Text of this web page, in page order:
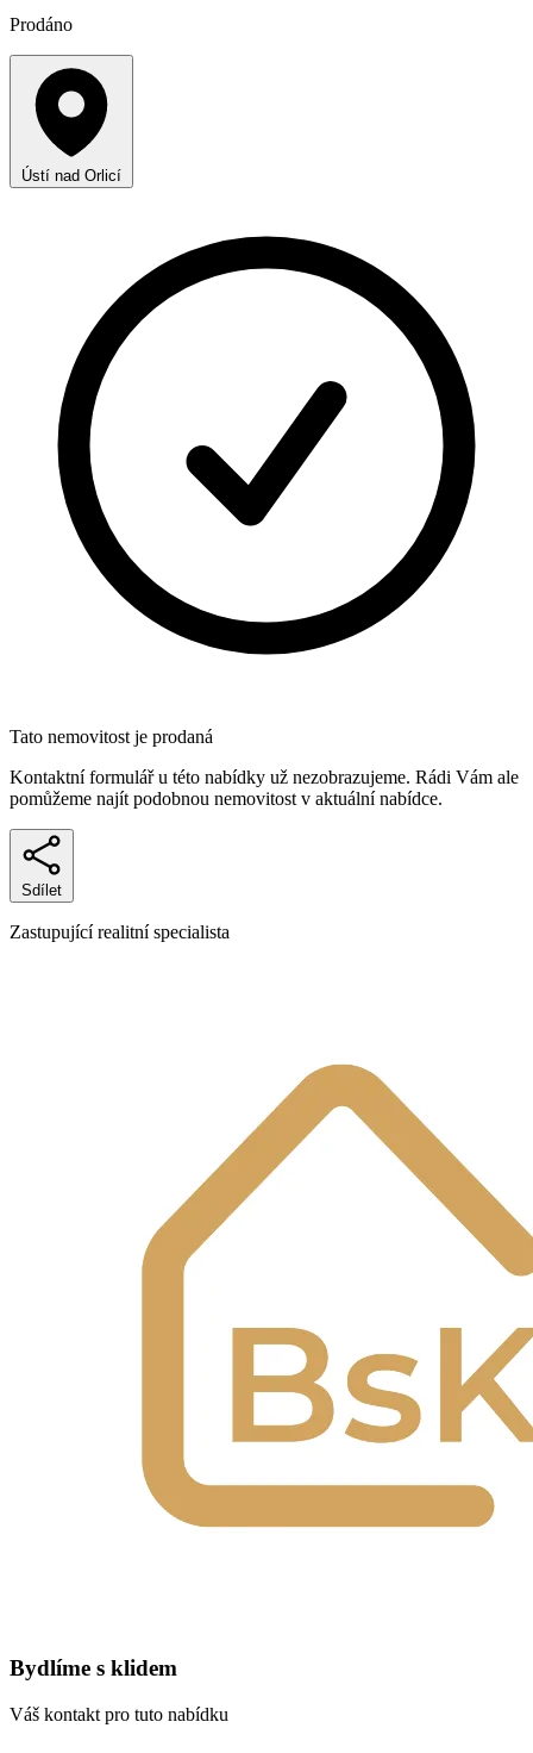
Prodáno
Ústí nad Orlicí
Tato nemovitost je prodaná
Kontaktní formulář u této nabídky už nezobrazujeme. Rádi Vám ale
pomůžeme najít podobnou nemovitost v aktuální nabídce.
Sdílet
Zastupující realitní specialista
Bydlíme s klidem
Váš kontakt pro tuto nabídku